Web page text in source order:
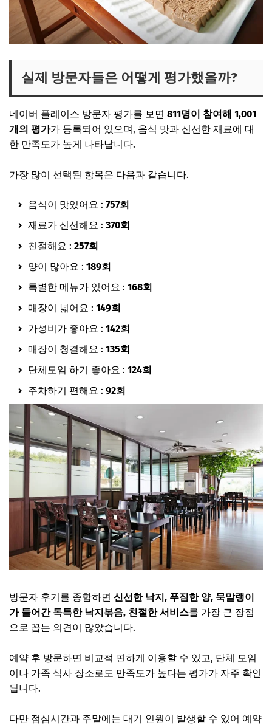
실제 방문자들은 어떻게 평가했을까?
네이버 플레이스 방문자 평가를 보면 811명이 참여해 1,001
개의 평가가 등록되어 있으며, 음식 맛과 신선한 재료에 대
한 만족도가 높게 나타납니다.
가장 많이 선택된 항목은 다음과 같습니다.
음식이 맛있어요 : 757회
재료가 신선해요 : 370회
친절해요 : 257회
양이 많아요 : 189회
특별한 메뉴가 있어요 : 168회
매장이 넓어요 : 149회
가성비가 좋아요 : 142회
매장이 청결해요 : 135회
단체모임 하기 좋아요 : 124회
주차하기 편해요 : 92회
방문자 후기를 종합하면 신선한 낙지, 푸짐한 양, 묵말랭이
가 들어간 독특한 낙지볶음, 친절한 서비스를 가장 큰 장점
으로 꼽는 의견이 많았습니다.
예약 후 방문하면 비교적 편하게 이용할 수 있고, 단체 모임
이나 가족 식사 장소로도 만족도가 높다는 평가가 자주 확인
됩니다.
다만 점심시간과 주말에는 대기 인원이 발생할 수 있어 예약